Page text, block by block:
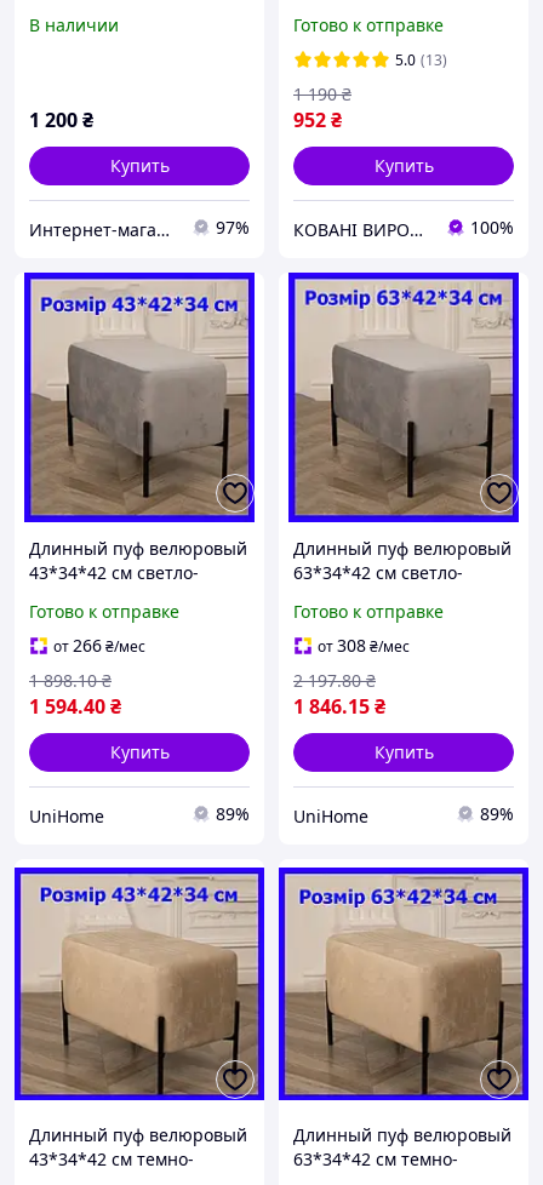
В наличии
1 200₴
Купить
Интернет-магазин "VD-turnik" 97%
Готово к отправке
5.0 (13)
952₴
1 190 ₴
Купить
КОВАНІ ВИРОБИ 100%
Длинный пуф велюровый
43*34*42 см светло-
металлических ножках в
прихожую, коридор
Готово к отправке
от266₴/мес
1 594.40₴
1 898.10 ₴
Купить
UniHome 89%
Длинный пуф велюровый
63*34*42 см светло-
металлических ножках в
прихожую, коридор
Готово к отправке
от308₴/мес
1 846.15₴
2 197.80 ₴
Купить
UniHome 89%
Длинный пуф велюровый
43*34*42 см темно-
Длинный пуф велюровый
63*34*42 см темно-